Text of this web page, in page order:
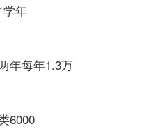
年
年每年1.3万
6000